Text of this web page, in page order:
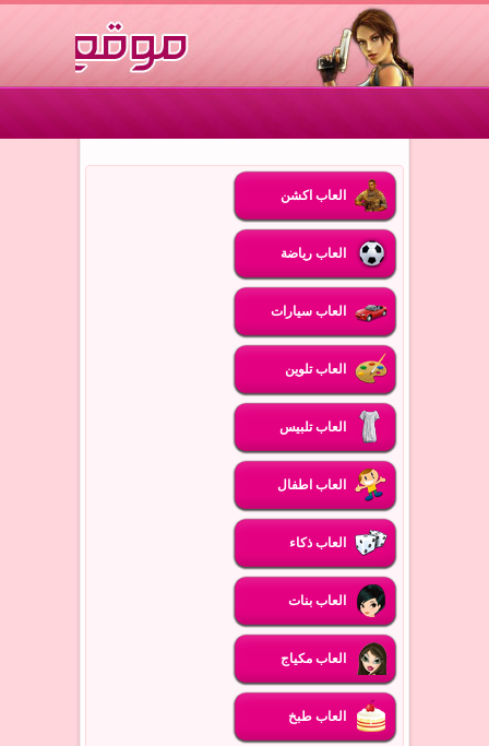
العاب اكشن
العاب رياضة
العاب سيارات
العاب تلوين
العاب تلبيس
العاب اطفال
العاب ذكاء
العاب بنات
العاب مكياج
العاب طبخ